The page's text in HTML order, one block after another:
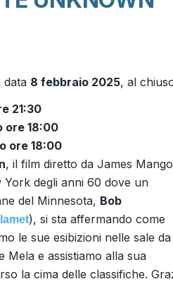
data 8 febbraio 2025, al
21:30
ore 18:00
ore 18:00
, il film diretto da James
degli anni 60 dove un
del Minnesota, Bob
), si sta affermando come
le sue esibizioni nelle sale da
Mela e assistiamo alla sua
la cima delle classifiche.